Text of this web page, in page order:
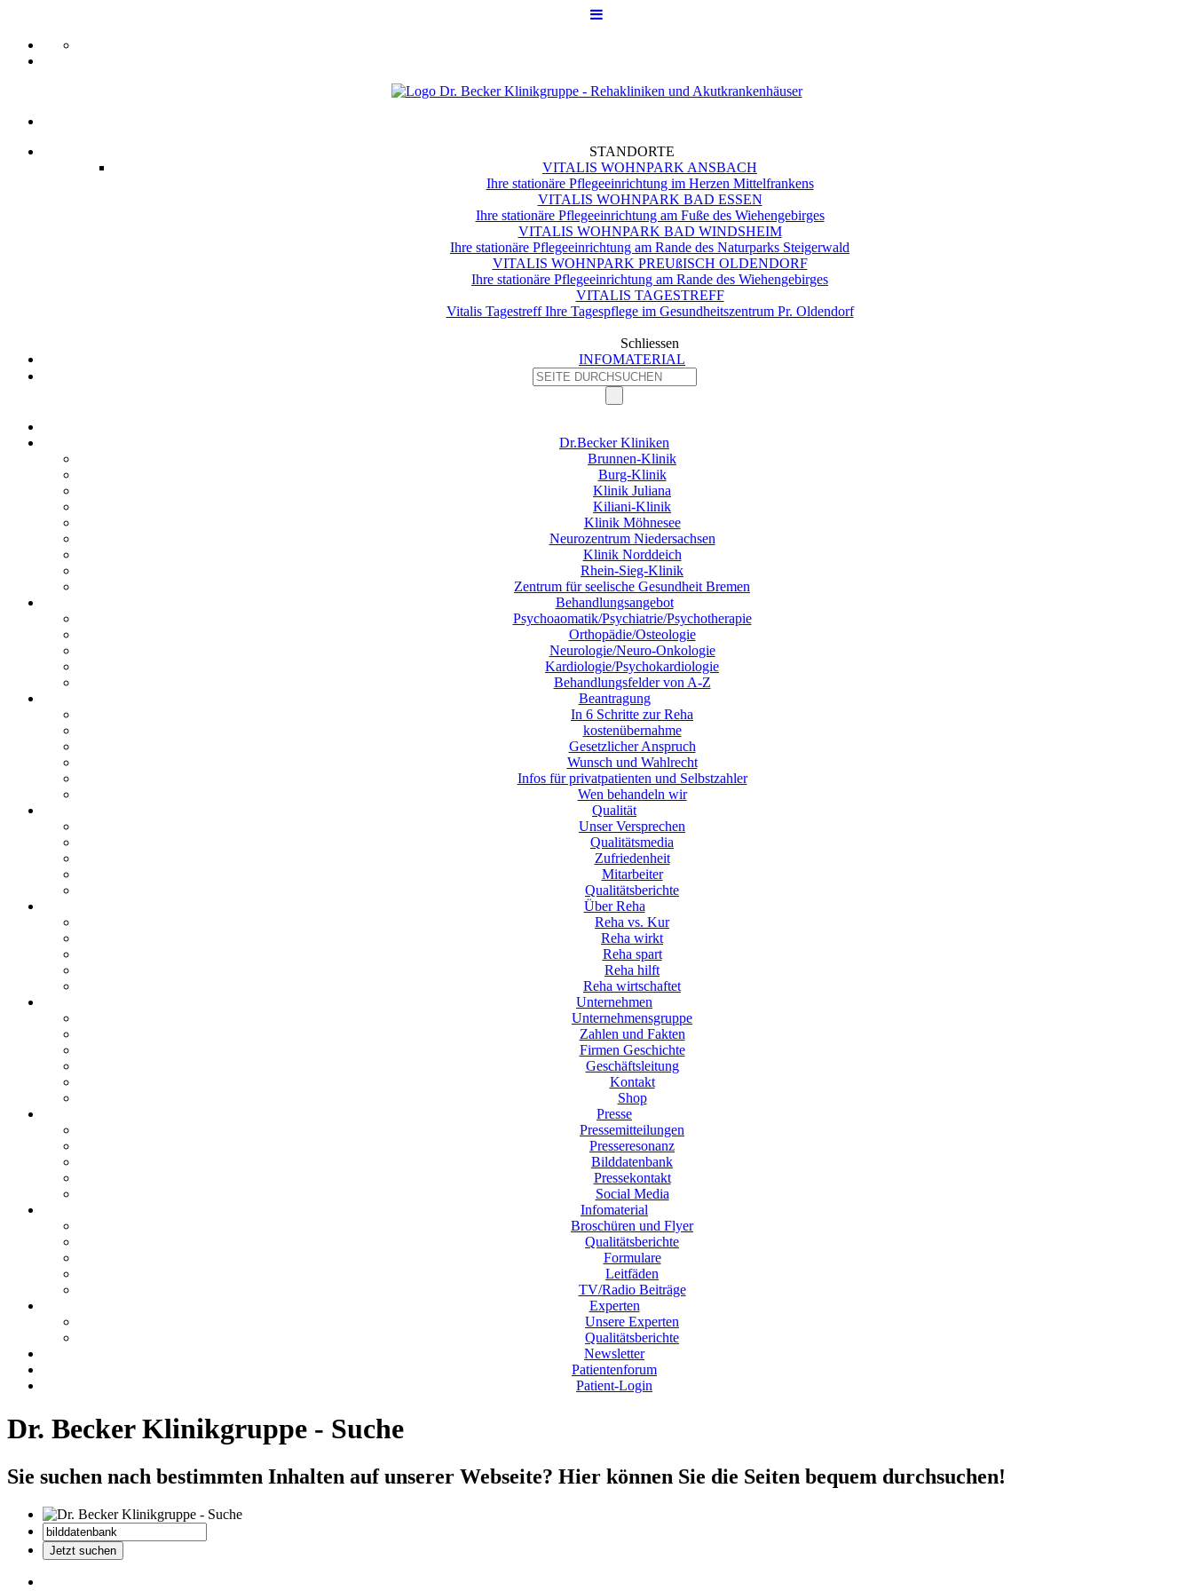
STANDORTE
VITALIS WOHNPARK ANSBACH
Ihre stationäre Pflegeeinrichtung im Herzen Mittelfrankens
VITALIS WOHNPARK BAD ESSEN
Ihre stationäre Pflegeeinrichtung am Fuße des Wiehengebirges
VITALIS WOHNPARK BAD WINDSHEIM
Ihre stationäre Pflegeeinrichtung am Rande des Naturparks Steigerwald
VITALIS WOHNPARK PREUßISCH OLDENDORF
Ihre stationäre Pflegeeinrichtung am Rande des Wiehengebirges
VITALIS TAGESTREFF
Vitalis Tagestreff Ihre Tagespflege im Gesundheitszentrum Pr. Oldendorf
Schliessen
INFOMATERIAL
Dr.Becker Kliniken
Brunnen-Klinik
Burg-Klinik
Klinik Juliana
Kiliani-Klinik
Klinik Möhnesee
Neurozentrum Niedersachsen
Klinik Norddeich
Rhein-Sieg-Klinik
Zentrum für seelische Gesundheit Bremen
Behandlungsangebot
Psychoaomatik/Psychiatrie/Psychotherapie
Orthopädie/Osteologie
Neurologie/Neuro-Onkologie
Kardiologie/Psychokardiologie
Behandlungsfelder von A-Z
Beantragung
In 6 Schritte zur Reha
kostenübernahme
Gesetzlicher Anspruch
Wunsch und Wahlrecht
Infos für privatpatienten und Selbstzahler
Wen behandeln wir
Qualität
Unser Versprechen
Qualitätsmedia
Zufriedenheit
Mitarbeiter
Qualitätsberichte
Über Reha
Reha vs. Kur
Reha wirkt
Reha spart
Reha hilft
Reha wirtschaftet
Unternehmen
Unternehmensgruppe
Zahlen und Fakten
Firmen Geschichte
Geschäftsleitung
Kontakt
Shop
Presse
Pressemitteilungen
Presseresonanz
Bilddatenbank
Pressekontakt
Social Media
Infomaterial
Broschüren und Flyer
Qualitätsberichte
Formulare
Leitfäden
TV/Radio Beiträge
Experten
Unsere Experten
Qualitätsberichte
Newsletter
Patientenforum
Patient-Login
Dr. Becker Klinikgruppe - Suche
Sie suchen nach bestimmten Inhalten auf unserer Webseite? Hier können Sie die Seiten bequem durchsuchen!